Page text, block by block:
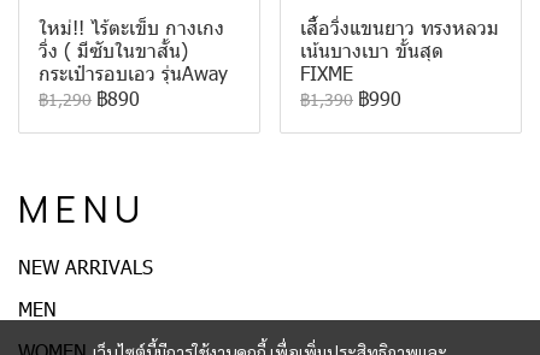
ใหม่!! ไร้ตะเข็บ กางเกง
วิ่ง ( มีซับในขาสั้น)
กระเป๋ารอบเอว รุ่นAway
฿1,290 ฿890
เสื้อวิ่งแขนยาว ทรงหลวม
เน้นบางเบา ขั้นสุด
FIXME
฿1,390 ฿990
M E N U
NEW ARRIVALS
MEN